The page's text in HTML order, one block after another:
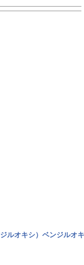
ルオキシ）ベンジルオキ